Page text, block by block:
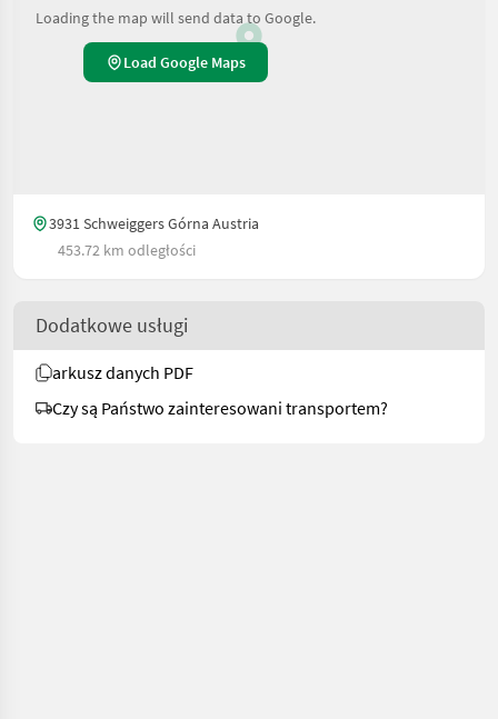
Loading the map will send data to Google.
Load Google Maps
3931 Schweiggers Górna Austria
453.72 km odległości
Dodatkowe usługi
arkusz danych PDF
Czy są Państwo zainteresowani transportem?